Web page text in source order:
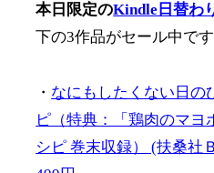
本日限定のKindle日替わ
下の3作品がセール中です
・ なにもしたくない日の
ピ（特典：「鶏肉のマヨ
シピ 巻末収録） (扶桑社